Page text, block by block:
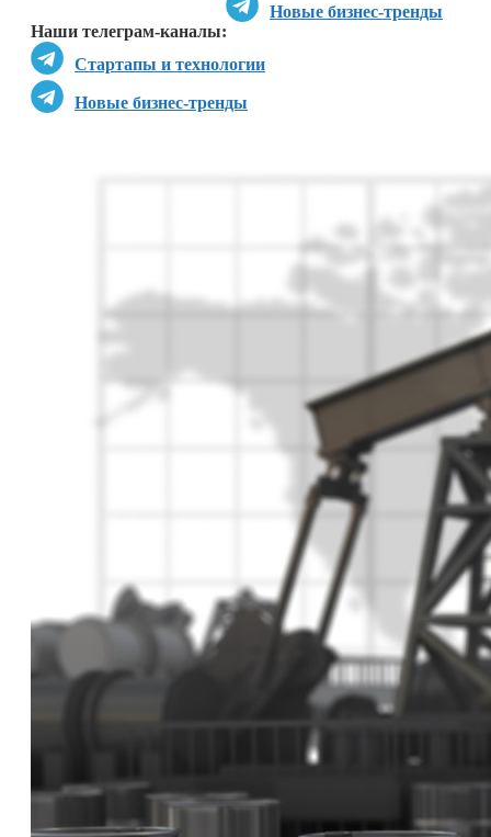
Новые бизнес-тренды
Наши телеграм-каналы:
Стартапы и технологии
Новые бизнес-тренды